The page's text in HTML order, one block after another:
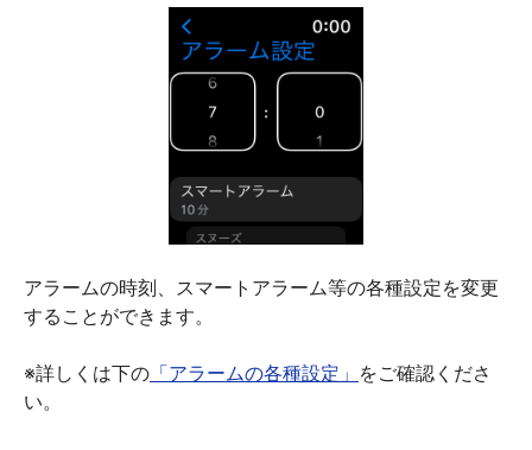
アラームの時刻、スマートアラーム等の各種設定を変更
することができます。
※詳しくは下の 「アラームの各種設定」 をご確認くださ
い。